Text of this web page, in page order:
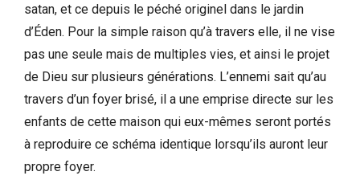
satan, et ce depuis le péché originel dans le jardin
d’Éden. Pour la simple raison qu’à travers elle, il ne vise
pas une seule mais de multiples vies, et ainsi le projet
de Dieu sur plusieurs générations. L’ennemi sait qu’au
travers d’un foyer brisé, il a une emprise directe sur les
enfants de cette maison qui eux-mêmes seront portés
à reproduire ce schéma identique lorsqu’ils auront leur
propre foyer.